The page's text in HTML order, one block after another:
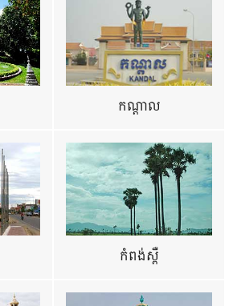
កណ្តាល
កំពង់ស្ពឺ